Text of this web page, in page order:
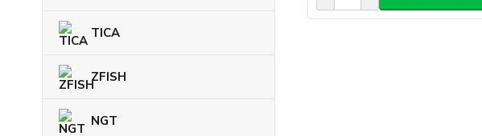
TICA
ZFISH
NGT